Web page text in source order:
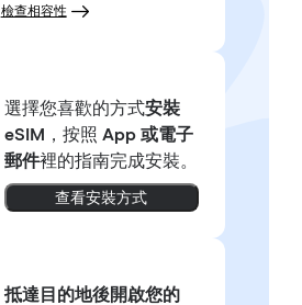
檢查相容性
選擇您喜歡的方式安裝
eSIM
，按照 App 或電子
郵件裡的指南完成安裝。
查看安裝方式
抵達目的地後開啟您的